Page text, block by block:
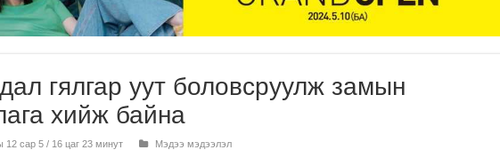
гялгар уут боловсруулж замын
хийж байна
12 сар 5 / 16 цаг 23 минут Мэдээ мэдээлэл